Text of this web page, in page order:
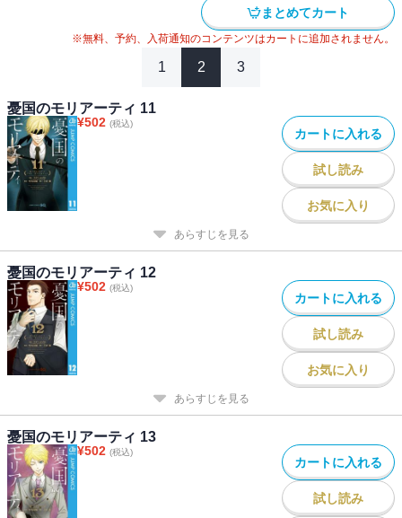
まとめてカート
※無料、予約、入荷通知のコンテンツはカートに追加されません。
1 2 3
憂国のモリアーティ 11
¥502 (税込)
カートに入れる
試し読み
お気に入り
あらすじを見る
憂国のモリアーティ 12
¥502 (税込)
カートに入れる
試し読み
お気に入り
あらすじを見る
憂国のモリアーティ 13
¥502 (税込)
カートに入れる
試し読み